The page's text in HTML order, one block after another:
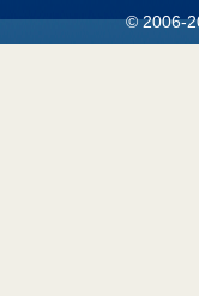
© 2006-